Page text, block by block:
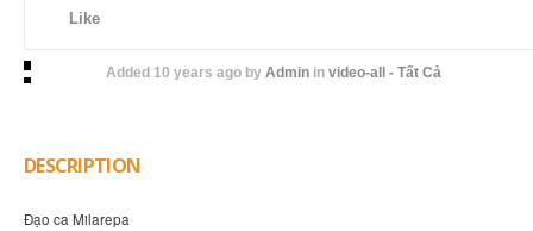
Like
Added 10 years agoby Adminin video-all - Tất Cả
DESCRIPTION
Đạo ca Milarepa